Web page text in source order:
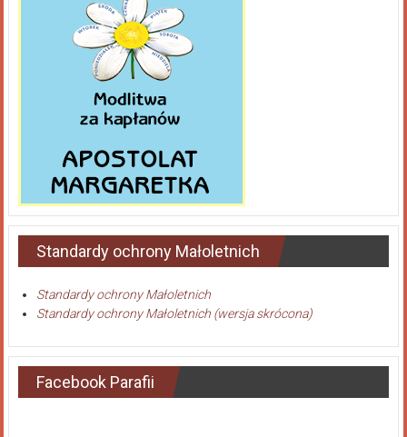
Standardy ochrony Małoletnich
Standardy ochrony Małoletnich
Standardy ochrony Małoletnich (wersja skrócona)
Facebook Parafii